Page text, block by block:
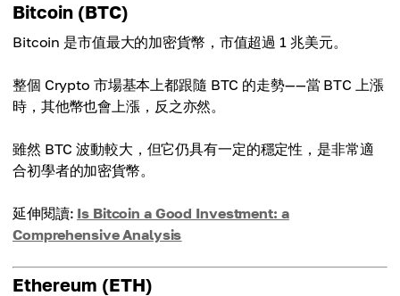
Bitcoin (BTC)
Bitcoin 是市值最大的加密貨幣，市值超過 1 兆美元。
整個 Crypto 市場基本上都跟隨 BTC 的走勢——當 BTC 上漲
時，其他幣也會上漲，反之亦然。
雖然 BTC 波動較大，但它仍具有一定的穩定性，是非常適
合初學者的加密貨幣。
延伸閱讀: Is Bitcoin a Good Investment: a
Comprehensive Analysis
Ethereum (ETH)